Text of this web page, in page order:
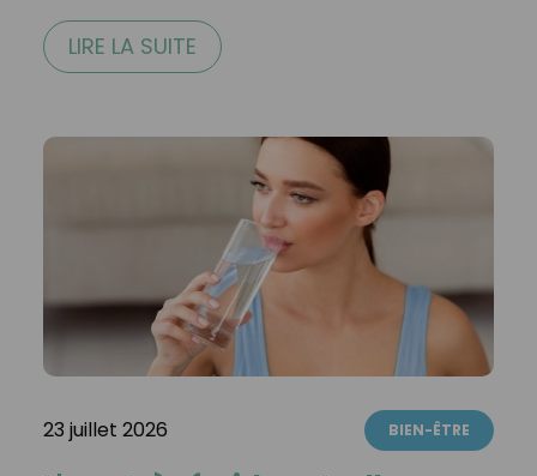
LIRE LA SUITE
23 juillet 2026 BIEN-ÊTRE